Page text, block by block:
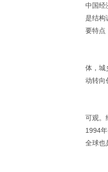
中国经
是结构
要特点
体，城
动转向
可观。
1994
全球也